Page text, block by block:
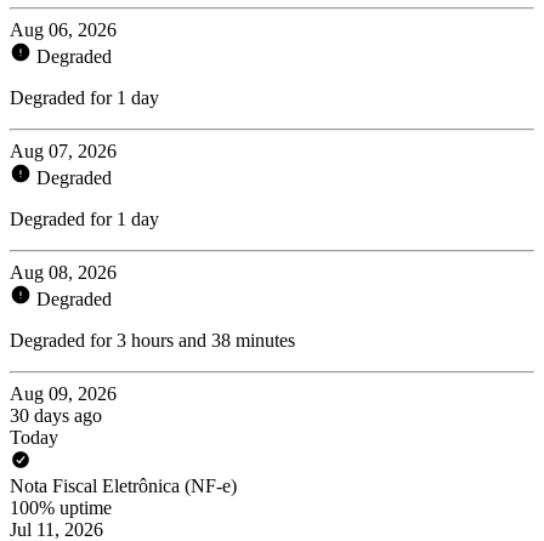
Aug 06, 2026
Degraded
Degraded for 1 day
Aug 07, 2026
Degraded
Degraded for 1 day
Aug 08, 2026
Degraded
Degraded for 3 hours and 38 minutes
Aug 09, 2026
30 days ago
Today
Nota Fiscal Eletrônica (NF-e)
100% uptime
Jul 11, 2026